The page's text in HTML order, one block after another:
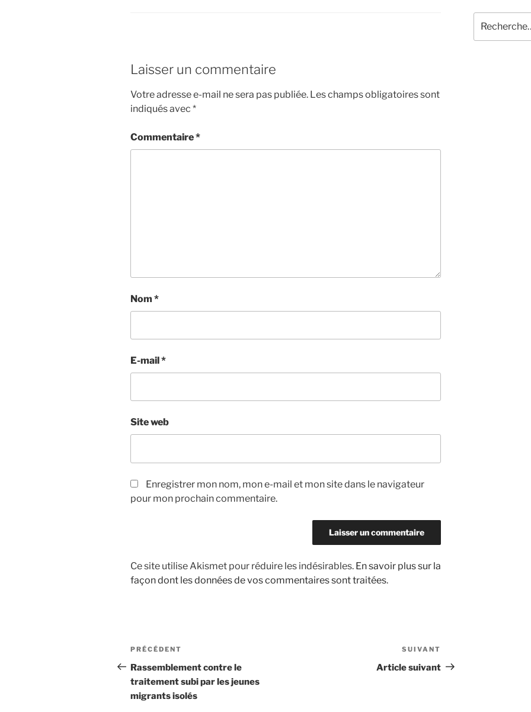
Laisser un commentaire
Votre adresse e-mail ne sera pas publiée. Les champs obligatoires sont
indiqués avec *
Commentaire*
Nom *
E-mail*
Site web
Enregistrer mon nom, mon e-mail et mon site dans le navigateur
pour mon prochain commentaire.
Ce site utilise Akismet pour réduire les indésirables. En savoir plus sur la
façon dont les données de vos commentaires sont traitées.
Navigation
de
l’article
Article
précédent
PRÉCÉDENT
Rassemblement contre le
traitement subi par les jeunes
migrants isolés
suivant
SUIVANT
Article suivant
pour
: